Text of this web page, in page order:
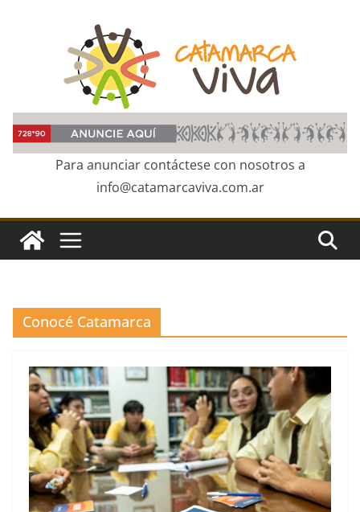
Para anunciar contáctese con nosotros a
info@catamarcaviva.com.ar
Conocé Catamarca